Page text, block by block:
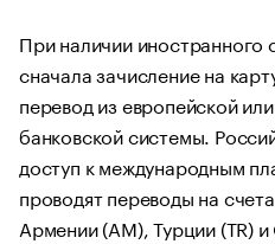
При наличии иностранного
сначала зачисление на
перевод из европейской
банковской системы.
доступ к международным
проводят переводы на
Армении (AM), Турции (TR)